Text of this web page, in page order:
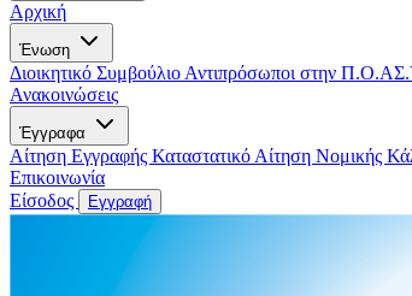
Αρχική
Ένωση
Διοικητικό Συμβούλιο Αντιπρόσωποι στην
Ανακοινώσεις
Έγγραφα
Αίτηση Εγγραφής Καταστατικό Αίτηση Νομικής
Επικοινωνία
Είσοδος
Εγγραφή